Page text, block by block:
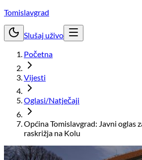
Tomislavgrad
Slušaj uživo
Početna
Vijesti
Oglasi/Natječaji
Općina Tomislavgrad: Javni oglas
raskrižja na Kolu